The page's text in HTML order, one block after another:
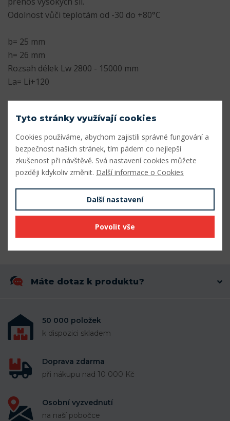
Odolnost vůči teplotám od -30 do +80°C
b= 25 mm
h= 26 mm
Rozsah délek Lw 2800 - 15000 mm
La= Li+120
Šířka profilu (mm)
Výška profilu (mm)
Vnitřní délka Li (mm) 6992
Výpočtová délka Lw (mm) 7112
Máte dotaz k produktu?
50 000 položek
k dispozici skladem
Doprava zdarma
při nákupu nad 10 000 Kč
Osobní vyzvednutí
na naší pobočce
Tyto stránky využívají cookies
Cookies používáme, abychom zajistili správné fungování a
bezpečnost našich stránek, tím pádem co nejlepší
zkušenost při návštěvě. Svá nastavení cookies můžete
později kdykoliv změnit. Další informace o Cookies
Další nastavení
Povolit vše